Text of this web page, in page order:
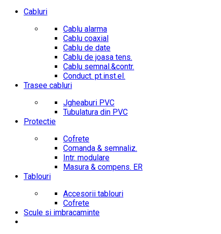
Cabluri
Cablu alarma
Cablu coaxial
Cablu de date
Cablu de joasa tens.
Cablu semnal.&contr.
Conduct. pt.inst.el.
Trasee cabluri
Jgheaburi PVC
Tubulatura din PVC
Protectie
Cofrete
Comanda & semnaliz.
Intr. modulare
Masura & compens. ER
Tablouri
Accesorii tablouri
Cofrete
Scule si imbracaminte